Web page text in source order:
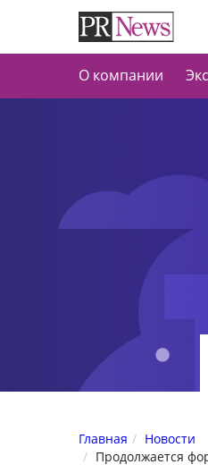
О компании
Главная
Новости
Продолжается